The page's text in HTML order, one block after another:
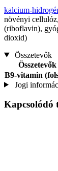
kalcium-
növényi
(riboflavin),
dioxid)
Összetevők
Összetevők
B9-vitamin
Jogi
Kapcsolódó